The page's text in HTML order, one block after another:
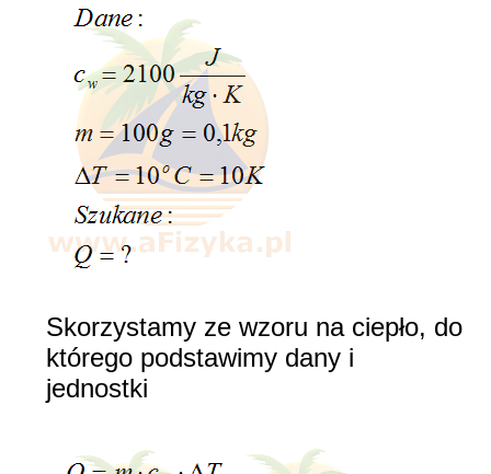
Skorzystamy ze wzoru na ciepło, do
którego podstawimy dany i
jednostki